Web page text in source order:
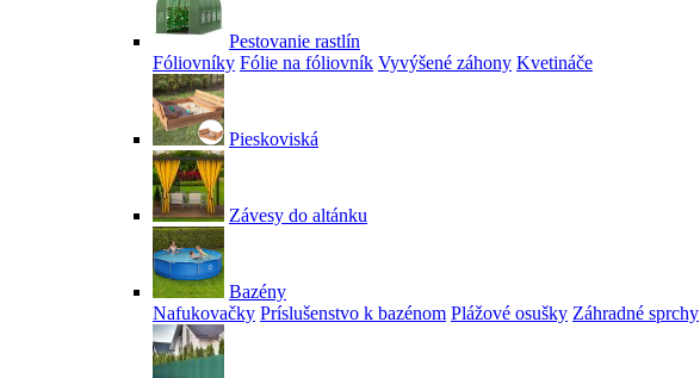
Pestovanie rastlín
Fóliovníky Fólie na fóliovník Vyvýšené záhony Kvetináče
Pieskoviská
Závesy do altánku
Bazény
Nafukovačky Príslušenstvo k bazénom Plážové osušky Záhradné sprchy